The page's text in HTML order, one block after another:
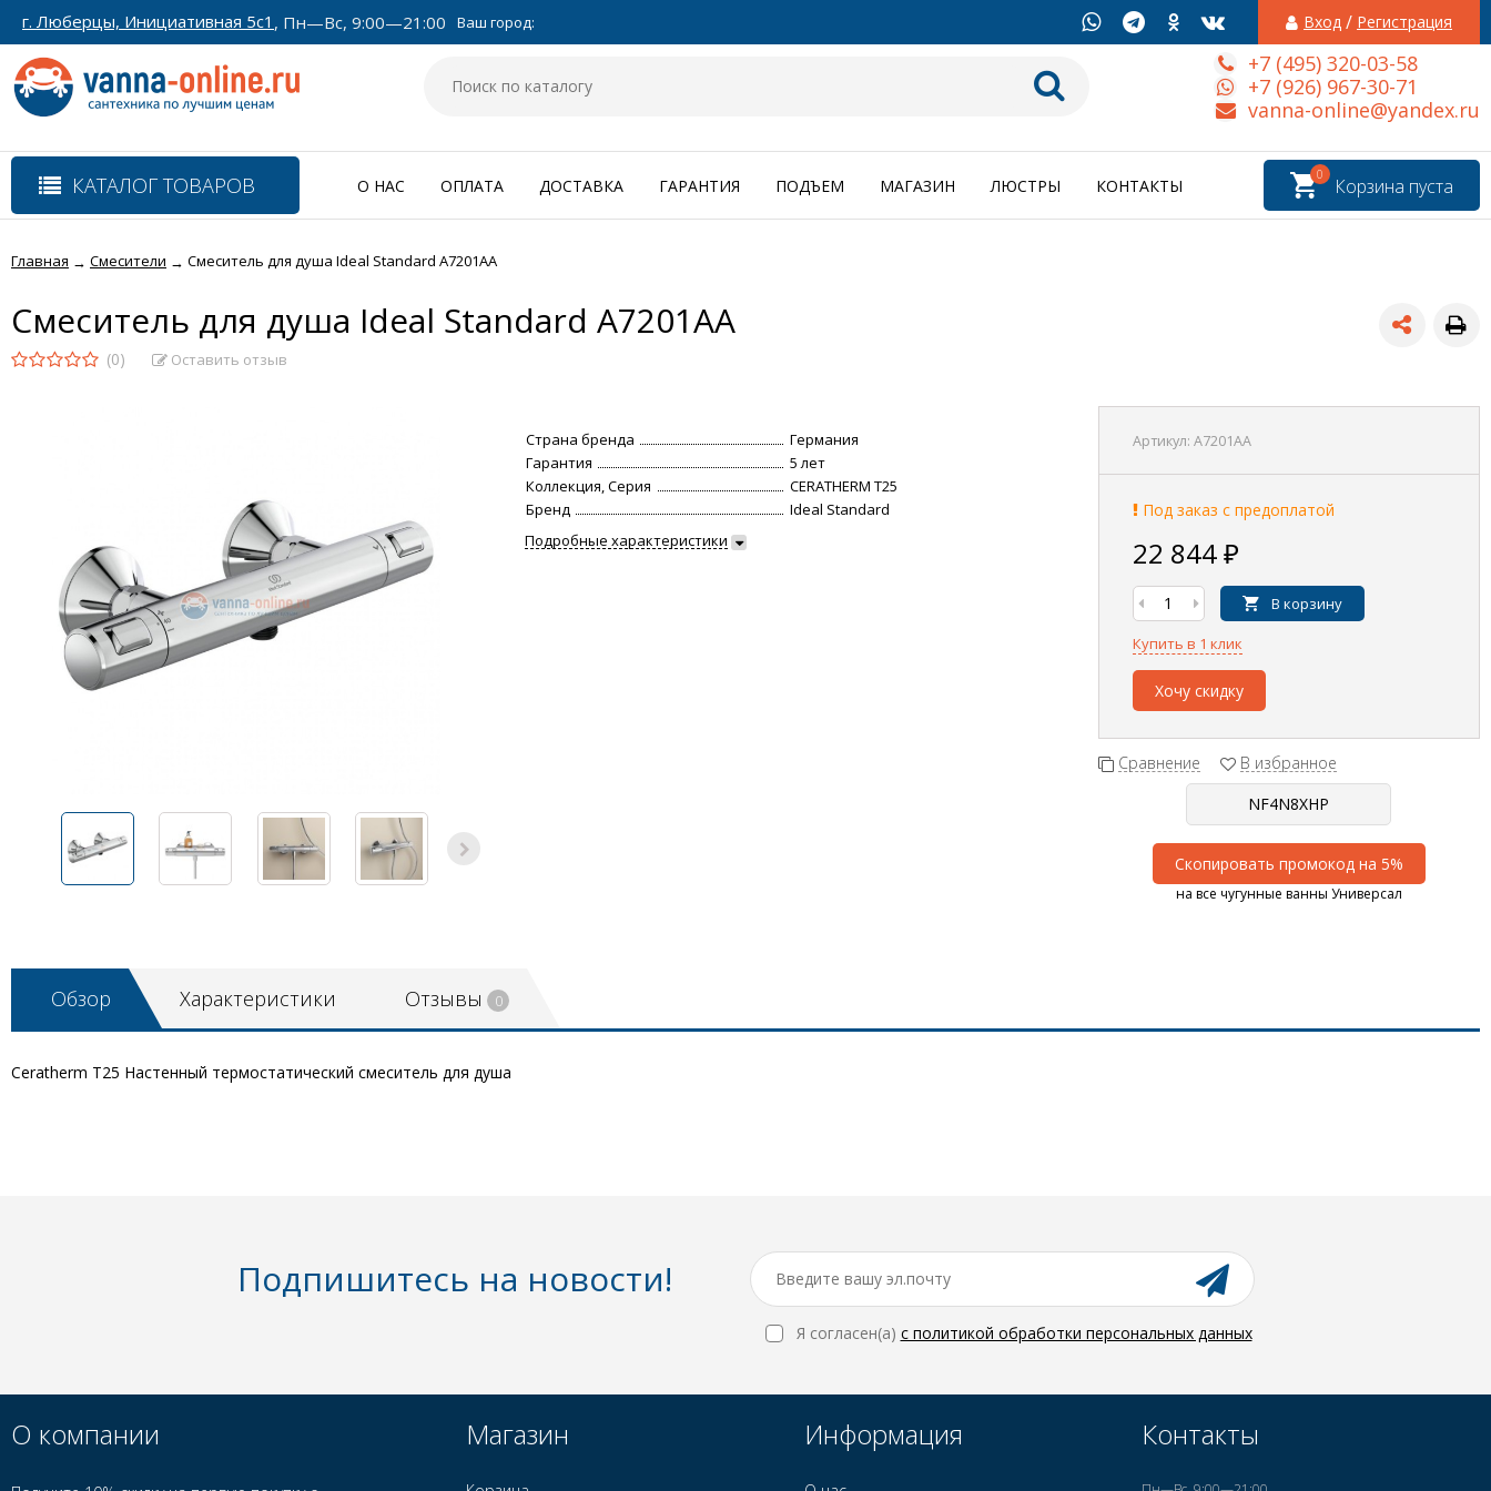
г. Люберцы, Инициативная 5с1 , Пн—Вс, 9:00—21:00 Ваш город: Вход / Регистрация
+7 (495) 320-03-58
+7 (926) 967-30-71
vanna-online@yandex.ru
КАТАЛОГ ТОВАРОВ Корзина пуста
0
О НАС ОПЛАТА ДОСТАВКА ГАРАНТИЯ ПОДЪЕМ МАГАЗИН ЛЮСТРЫ КОНТАКТЫ
Главная → Смесители → Смеситель для душа Ideal Standard A7201AA
Смеситель для душа Ideal Standard A7201AA
(0) Оставить отзыв
Артикул: A7201AA
Под заказ с предоплатой
22 844₽
В корзину
Купить в 1 клик
Хочу скидку
Сравнение В избранное
Скопировать промокод на 5%
на все чугунные ванны Универсал
Страна бренда
Германия
Гарантия
5 лет
Коллекция, Серия
CERATHERM T25
Бренд
Ideal Standard
Подробные характеристики
Обзор Характеристики Отзывы 0
Ceratherm T25 Настенный термостатический смеситель для душа
Подпишитесь на новости!
Я согласен(a) с политикой обработки персональных данных
О компании Магазин Информация Контакты